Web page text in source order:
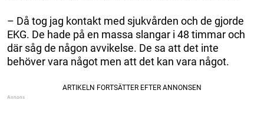
– Då tog jag kontakt med sjukvården och de gjorde
EKG. De hade på en massa slangar i 48 timmar och
där såg de någon avvikelse. De sa att det inte
behöver vara något men att det kan vara något.